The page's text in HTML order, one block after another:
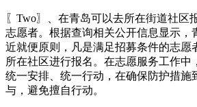
〖Two〗、在青岛可以去所在街道社区
志愿者。根据查询相关公开信息显示，
近就便原则，凡是满足招募条件的志愿
所在社区进行报名。在志愿服务工作中
统一安排、统一行动，在确保防护措施
与，避免擅自行动。